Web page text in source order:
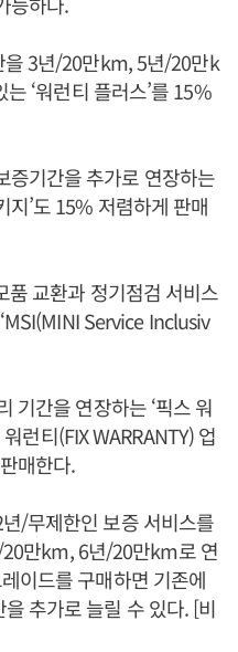
을 3년/20만km, 5년/20만k
‘워런티 플러스’를 15%
증기간을 추가로 연장하는
지’도 15% 저렴하게 판매
교환과 정기점검 서비스
Service Inclusiv
기간을 연장하는 ‘픽스 워
런티(FIX WARRANTY) 업
매한다.
/무제한인 보증 서비스를
만km, 6년/20만km로 연
이드를 구매하면 기존에
추가로 늘릴 수 있다. [비